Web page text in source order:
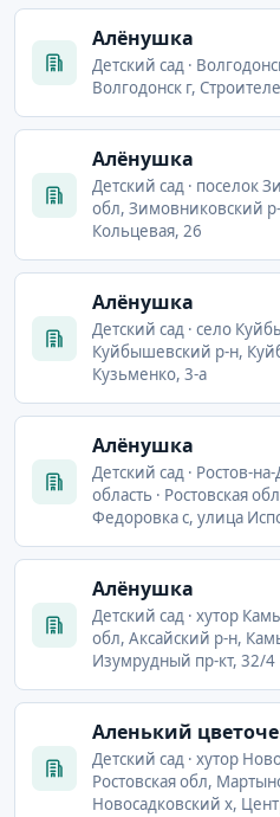
Алёнушка
Детский сад ·
Волгодонск г,
Алёнушка
Детский сад · поселок
обл, Зимовниковский
Кольцевая, 26
Алёнушка
Детский сад · село
Куйбышевский р-н,
Кузьменко, 3-а
Алёнушка
Детский сад · Ростов-
область · Ростовская
Федоровка с, улица
Алёнушка
Детский сад · хутор
обл, Аксайский р-н,
Изумрудный пр-кт, 32/4
Аленький
Детский сад · хутор
Ростовская обл,
Новосадковский х,